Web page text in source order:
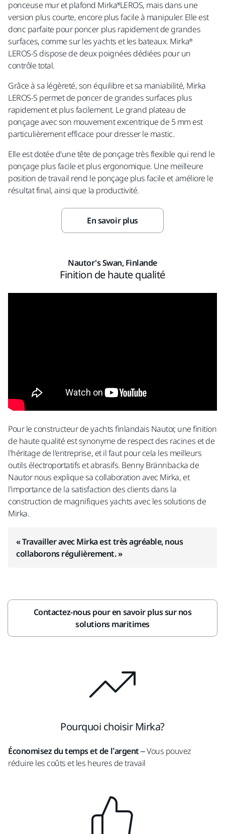
SMS
Submit
ponceuse mur et plafond Mirka®LEROS, mais dans une
version plus courte, encore plus facile à manipuler. Elle est
donc parfaite pour poncer plus rapidement de grandes
surfaces, comme sur les yachts et les bateaux. Mirka®
LEROS-S dispose de deux poignées dédiées pour un
contrôle total.
Grâce à sa légèreté, son équilibre et sa maniabilité, Mirka
LEROS-S permet de poncer de grandes surfaces plus
rapidement et plus facilement. Le grand plateau de
ponçage avec son mouvement excentrique de 5 mm est
particulièrement efficace pour dresser le mastic.
Elle est dotée d'une tête de ponçage très flexible qui rend le
ponçage plus facile et plus ergonomique. Une meilleure
position de travail rend le ponçage plus facile et améliore le
résultat final, ainsi que la productivité.
En savoir plus
Nautor's Swan, Finlande
Finition de haute qualité
Pour le constructeur de yachts finlandais Nautor, une finition
de haute qualité est synonyme de respect des racines et de
l'héritage de l'entreprise, et il faut pour cela les meilleurs
outils électroportatifs et abrasifs. Benny Brännbacka de
Nautor nous explique sa collaboration avec Mirka, et
l'importance de la satisfaction des clients dans la
construction de magnifiques yachts avec les solutions de
Mirka.
« Travailler avec Mirka est très agréable, nous
collaborons régulièrement. »
Contactez-nous pour en savoir plus sur nos
solutions maritimes
Pourquoi choisir Mirka?
Économisez du temps et de l’argent– Vous pouvez
réduire les coûts et les heures de travail